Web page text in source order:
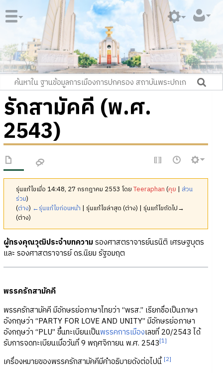
รักสามัคคี (พ.ศ.
2543)
รุ่นแก้ไขเมื่อ 14:48, 27 กรกฎาคม 2553 โดยTeeraphan (คุย | ส่วน
ร่วม)
(ต่าง) ←รุ่นแก้ไขก่อนหน้า | รุ่นแก้ไขล่าสุด (ต่าง) | รุ่นแก้ไขถัดไป→
(ต่าง)
ผู้ทรงคุณวุฒิประจำบทความรองศาสตราจารย์นรนิติ เศรษฐบุตร
และ รองศาสตราจารย์ ดร.นิยม รัฐอมฤต
พรรครักสามัคคี
พรรครักสามัคคี มีอักษรย่อภาษาไทยว่า “พรส.” เรียกชื่อเป็นภาษา
อังกฤษว่า “PARTY FOR LOVE AND UNITY” มีอักษรย่อภาษา
อังกฤษว่า “PLU” ขึ้นทะเบียนเป็นพรรคการเมืองเลขที่ 20/2543 ได้
รับการจดทะเบียนเมื่อวันที่ 9 พฤศจิกายน พ.ศ. 2543[1]
เครื่องหมายของพรรครักสามัคคีมีคำอธิบายดังต่อไปนี้ [2]